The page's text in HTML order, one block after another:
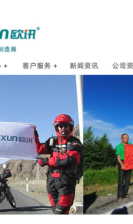
售后服务
使用体验
防伪查询
常见问题FAQ